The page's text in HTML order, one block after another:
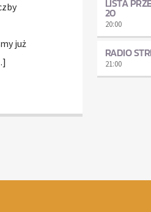
już
LISTA
20
20:00
RADIO
21:00